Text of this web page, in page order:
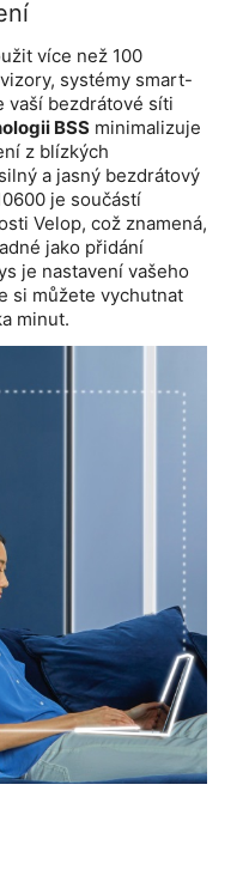
více než 100
systémy smart-
vaší bezdrátové síti
BSS minimalizuje
z blízkých
a jasný bezdrátový
je součástí
Velop, což znamená,
jako přidání
je nastavení vašeho
si můžete vychutnat
minut.